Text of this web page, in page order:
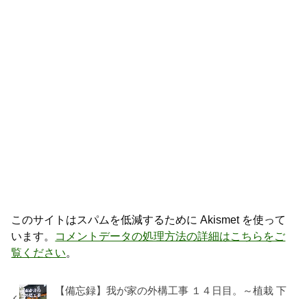
このサイトはスパムを低減するために Akismet を使って
います。 コメントデータの処理方法の詳細はこちらをご
覧ください。
【備忘録】我が家の外構工事 １４日目。～植栽 下